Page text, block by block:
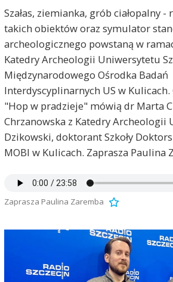
Szałas, ziemianka, grób ciałopalny
takich obiektów oraz symulator
archeologicznego powstaną w
Katedry Archeologii Uniwersytetu
Międzynarodowego Ośrodka Badań
Interdyscyplinarnych US w
"Hop w pradzieje" mówią dr Marta
Chrzanowska z Katedry Archeologii
Dzikowski, doktorant Szkoły
MOBI w Kulicach. Zaprasza Paulina
Zaprasza Paulina Zaremba